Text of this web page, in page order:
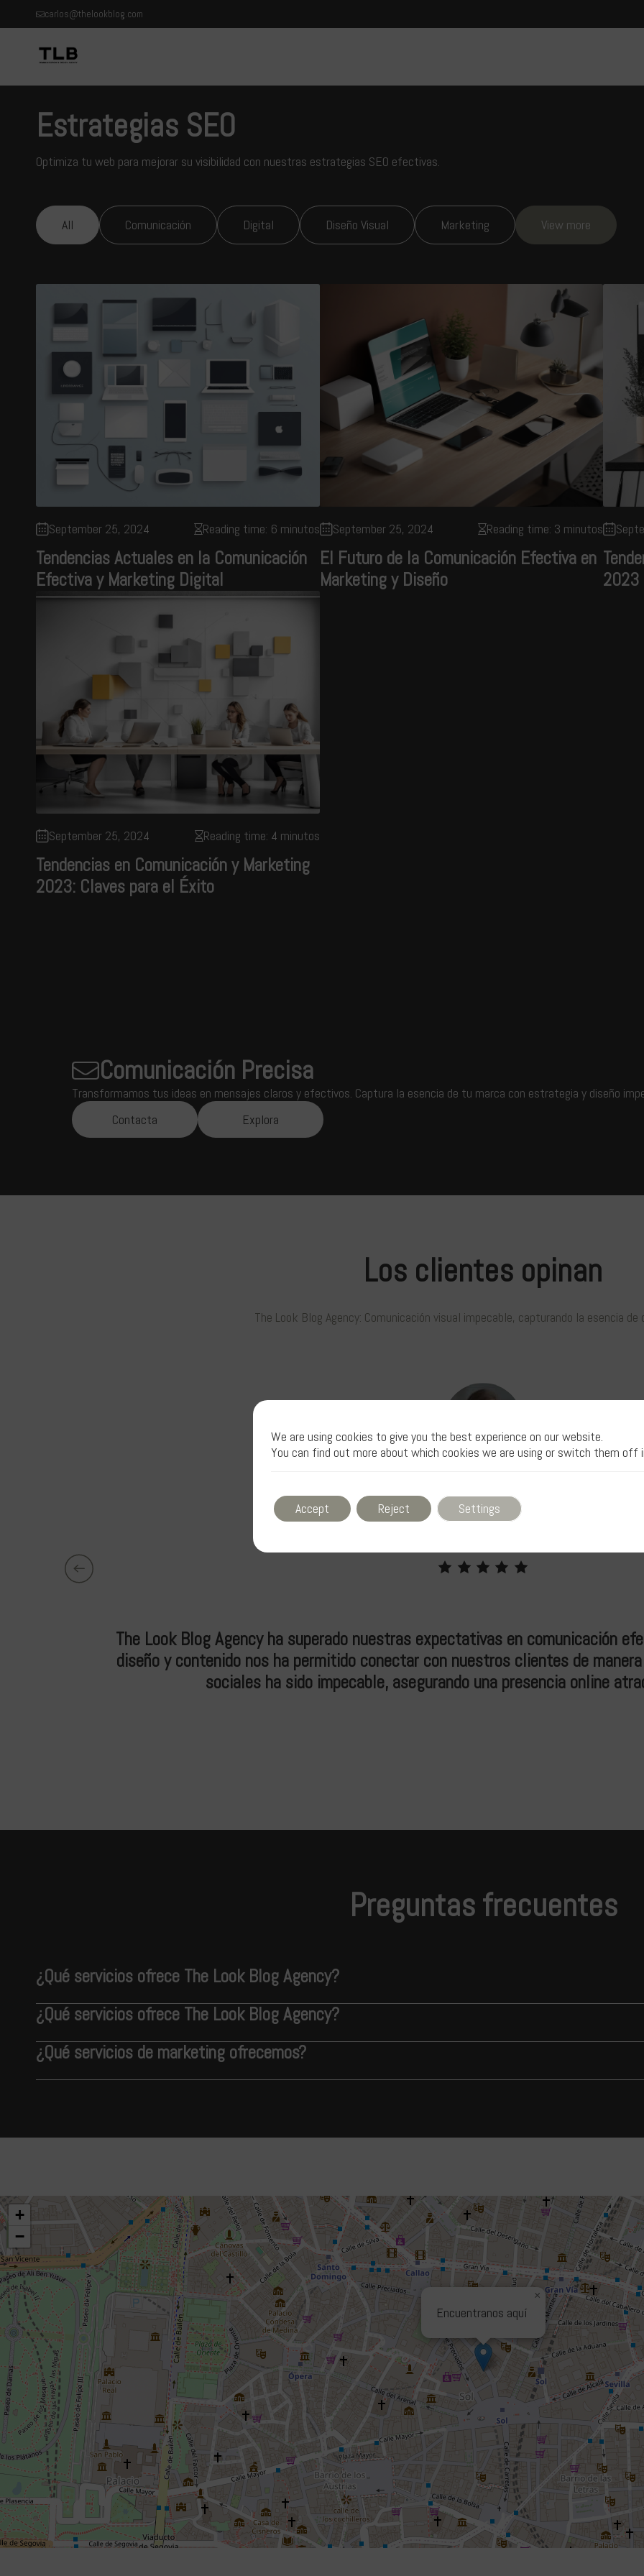
carlos@thelookblog.com
Estrategias SEO
Optimiza tu web para mejorar su visibilidad con nuestras estrategias SEO efectivas.
All Comunicación Digital Diseño Visual Marketing View more
September 25, 2024 Reading time: 6 minutos
Tendencias Actuales en la Comunicación
Efectiva y Marketing Digital
September 25, 2024 Reading time: 3 minutos
El Futuro de la Comunicación Efectiva en
Marketing y Diseño
2023
September 25, 2024 Reading time: 4 minutos
Tendencias en Comunicación y Marketing
2023: Claves para el Éxito
Comunicación Precisa
Transformamos tus ideas en mensajes claros y efectivos. Captura la esencia de tu marca con estrategia y diseño
Contacta
Explora
Los clientes opinan
The Look Blog Agency: Comunicación visual impecable, capturando la esencia de
Directora Creativa
The Look Blog Agency ha superado nuestras expectativas en comunicación
diseño y contenido nos ha permitido conectar con nuestros clientes de
sociales ha sido impecable, asegurando una presencia online
Preguntas frecuentes
¿Qué servicios ofrece The Look Blog Agency?
¿Qué servicios ofrece The Look Blog Agency?
¿Qué servicios de marketing ofrecemos?
Encuentranos aquí
×
+
−
We are using cookies to give you the best experience on our website.
You can find out more about which cookies we are using or switch them off
Accept Reject Settings